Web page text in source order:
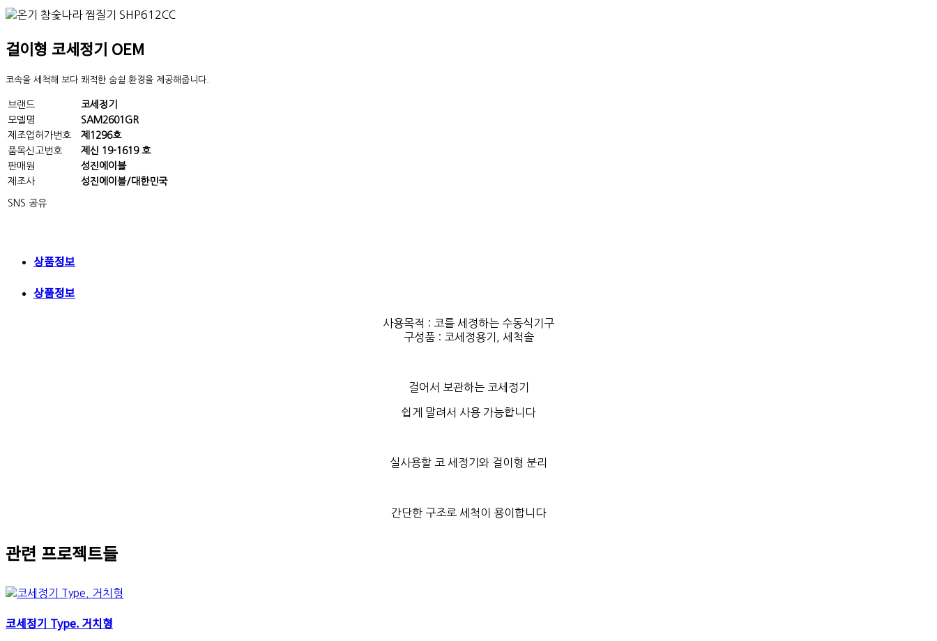
걸이형 코세정기 OEM
코속을 세척해 보다 쾌적한 숨쉴 환경을 제공해줍니다.
브랜드
코세정기
모델명
SAM2601GR
제조업허가번호
제1296호
품목신고번호
제신 19-1619 호
판매원
성진에이블
제조사
성진에이블/대한민국
SNS 공유
상품정보
상품정보
사용목적 : 코를 세정하는 수동식기구
구성품 : 코세정용기, 세척솔
걸어서 보관하는 코세정기
쉽게 말려서 사용 가능합니다
실사용할 코 세정기와 걸이형 분리
간단한 구조로 세척이 용이합니다
관련 프로젝트들
코세정기 Type. 거치형